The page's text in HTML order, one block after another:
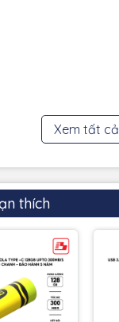
Xem tất cả
thích